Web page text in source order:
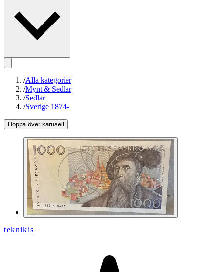
/Alla kategorier
/Mynt & Sedlar
/Sedlar
/Sverige 1874-
Hoppa över karusell
teknikis